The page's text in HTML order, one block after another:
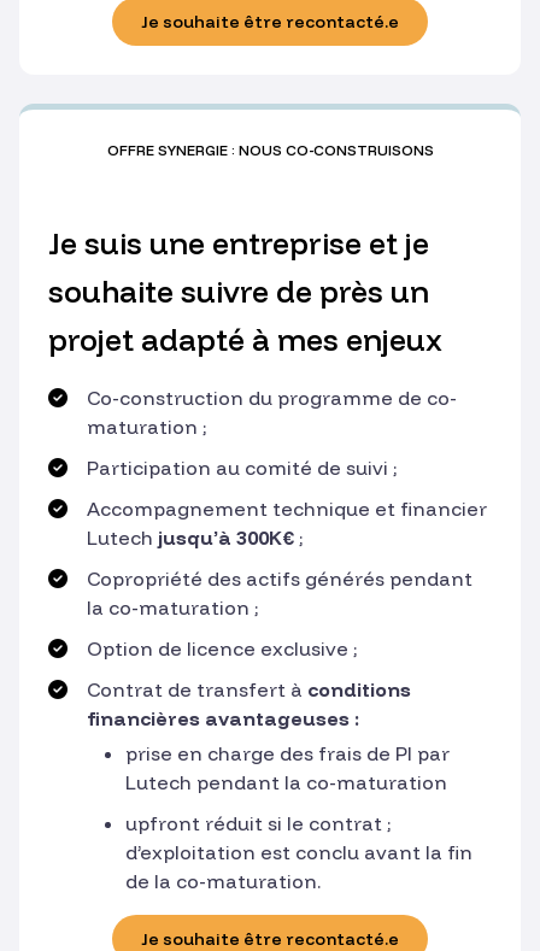
Je souhaite être recontacté.e
OFFRE SYNERGIE : NOUS CO-CONSTRUISONS
Je suis une entreprise et je
souhaite suivre de près un
projet adapté à mes enjeux
Co-construction du programme de co-
maturation ;
Participation au comité de suivi ;
Accompagnement technique et financier
Lutech jusqu’à 300K€ ;
Copropriété des actifs générés pendant
la co-maturation ;
Option de licence exclusive ;
Contrat de transfert à conditions
financières avantageuses :
prise en charge des frais de PI par
Lutech pendant la co-maturation
upfront réduit si le contrat ;
d’exploitation est conclu avant la fin
de la co-maturation.
Je souhaite être recontacté.e